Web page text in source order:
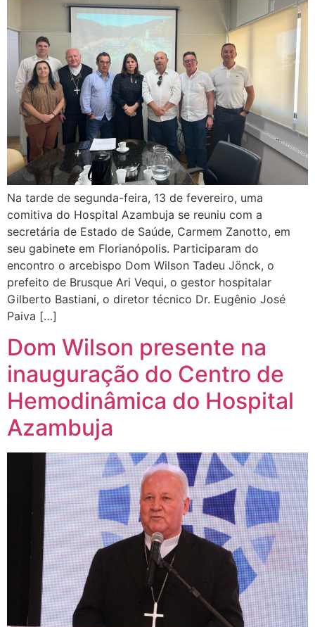
Na tarde de segunda-feira, 13 de fevereiro, uma
comitiva do Hospital Azambuja se reuniu com a
secretária de Estado de Saúde, Carmem Zanotto, em
seu gabinete em Florianópolis. Participaram do
encontro o arcebispo Dom Wilson Tadeu Jönck, o
prefeito de Brusque Ari Vequi, o gestor hospitalar
Gilberto Bastiani, o diretor técnico Dr. Eugênio José
Paiva […]
Dom Wilson presente na
inauguração do Centro de
Hemodinâmica do Hospital
Azambuja